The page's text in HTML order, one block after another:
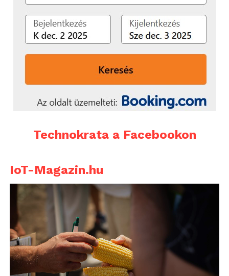
Technokrata a Facebookon
IoT-Magazin.hu